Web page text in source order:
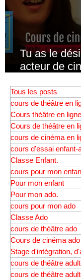
Tu as le
acteur de
déjà, et…
Tous les posts
cours de théâtre en
Cours théâtre en
Cours de théâtre en
cours de cinéma en
cours d'essai enfant-
Classe Enfant.
cours pour mon enfant
Pour mon enfant
Pour mon ado.
cours pour mon ado
Classe Ado
cours de théâtre ado
Cours de cinéma ado
Stage d'intégration,